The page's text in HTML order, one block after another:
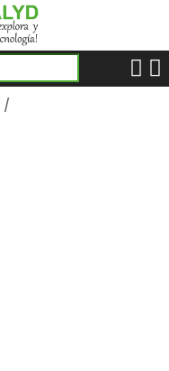
/